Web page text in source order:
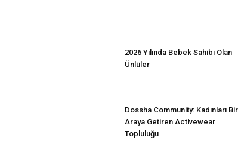
2026 Yılında Bebek Sahibi Olan
Ünlüler
Dossha Community: Kadınları Bir
Araya Getiren Activewear
Topluluğu